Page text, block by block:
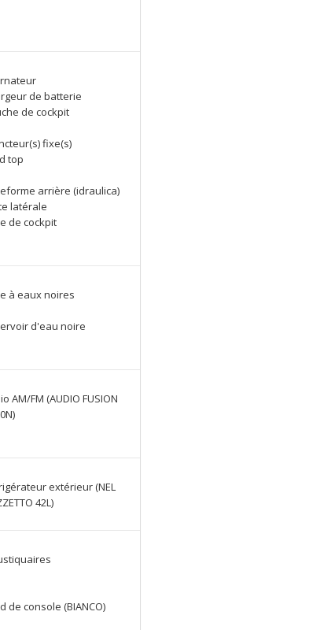
de batterie
de cockpit
fixe(s)
top
arrière (idraulica)
latérale
de cockpit
à eaux noires
d'eau noire
AM/FM (AUDIO FUSION
extérieur (NEL
42L)
de console (BIANCO)